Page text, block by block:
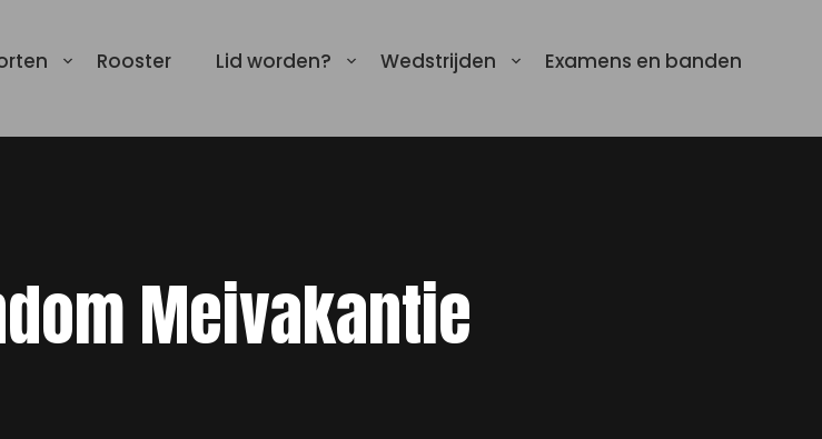
Rooster Lid worden? Wedstrijden Examens en banden
Meivakantie